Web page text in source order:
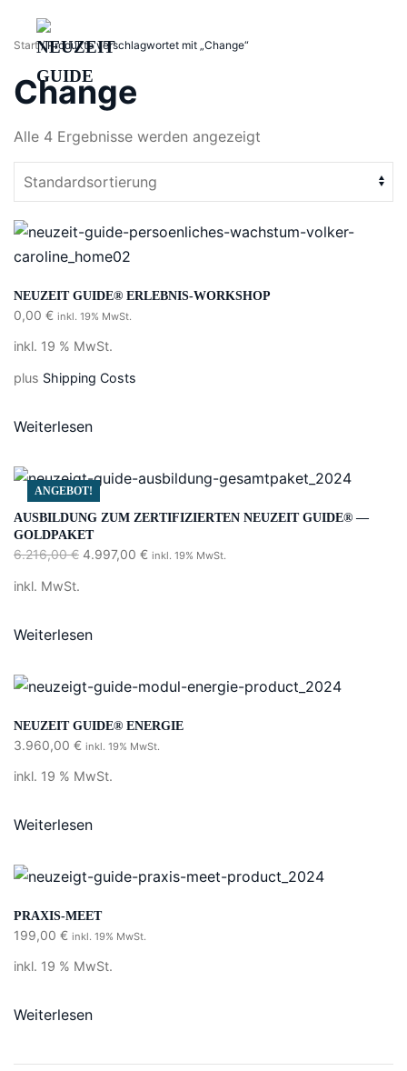
Skip
to
main
content
HOME
DIE METHODE
WORKSHOPS
info@neuzeit-guide.de
Start/ Produkte verschlagwortet mit „Change“
Change
Alle 4 Ergebnisse werden angezeigt
NEUZEIT GUIDE® ERLEBNIS-WORKSHOP
0,00 € inkl. 19% MwSt.
inkl. 19 % MwSt.
plus Shipping Costs
Weiterlesen
ANGEBOT!
AUSBILDUNG ZUM ZERTIFIZIERTEN NEUZEIT GUIDE® —
GOLDPAKET
6.216,00€ Ursprünglicher
4.997,00 €Aktueller
inkl. 19% MwSt.
inkl. MwSt.
Weiterlesen
NEUZEIT GUIDE® ENERGIE
3.960,00 € inkl. 19% MwSt.
inkl. 19 % MwSt.
Weiterlesen
PRAXIS-MEET
199,00 € inkl. 19% MwSt.
inkl. 19 % MwSt.
Weiterlesen